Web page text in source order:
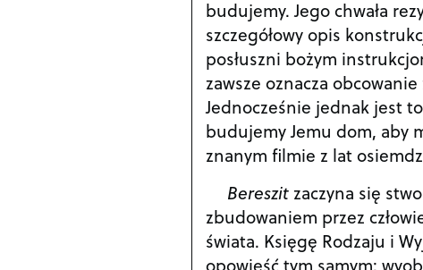
budujemy. Jego chwała
szczegółowy opis
posłuszni bożym
zawsze oznacza
Jednocześnie jednak jest
budujemy Jemu dom, aby
znanym filmie z lat
Bereszitzaczyna się
zbudowaniem przez
świata. Księgę Rodzaju i
opowieść tym samym: